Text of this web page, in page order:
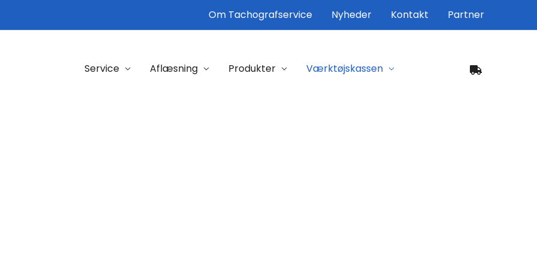
Om Tachografservice Nyheder Kontakt Partner
Service Aflæsning Produkter Værktøjskassen